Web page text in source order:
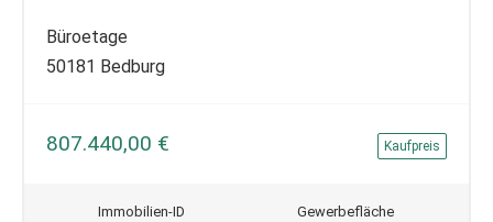
Büroetage
50181 Bedburg
807.440,00 € Kaufpreis
Immobilien-ID Gewerbefläche